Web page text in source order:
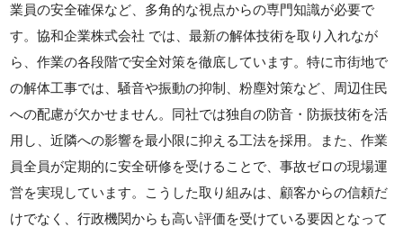
業員の安全確保など、多角的な視点からの専門知識が必要で
す。協和企業株式会社 では、最新の解体技術を取り入れなが
ら、作業の各段階で安全対策を徹底しています。特に市街地で
の解体工事では、騒音や振動の抑制、粉塵対策など、周辺住民
への配慮が欠かせません。同社では独自の防音・防振技術を活
用し、近隣への影響を最小限に抑える工法を採用。また、作業
員全員が定期的に安全研修を受けることで、事故ゼロの現場運
営を実現しています。こうした取り組みは、顧客からの信頼だ
けでなく、行政機関からも高い評価を受けている要因となって